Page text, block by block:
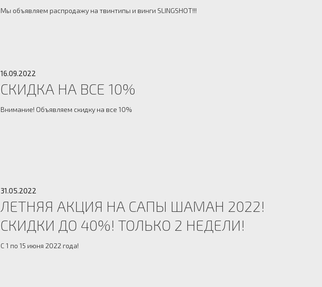
Мы объявляем распродажу на твинтипы и винги SLINGSHOT!!!
16.09.2022
СКИДКА НА ВСЕ 10%
Внимание! Объявляем скидку на все 10%
31.05.2022
ЛЕТНЯЯ АКЦИЯ НА САПЫ ШАМАН 2022!
СКИДКИ ДО 40%! ТОЛЬКО 2 НЕДЕЛИ!
С 1 по 15 июня 2022 года!